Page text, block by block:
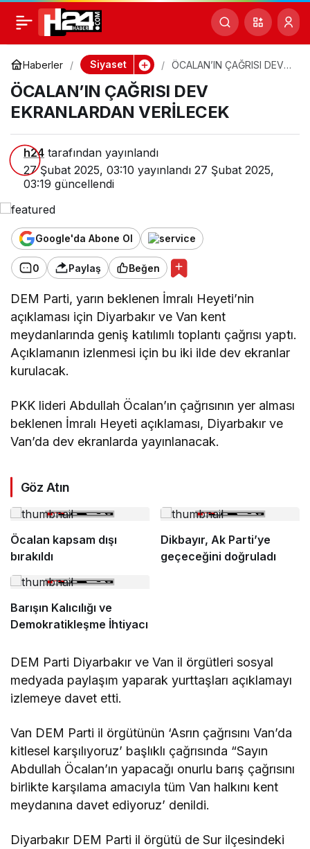
Haberler Siyaset
ÖCALAN’IN ÇAĞRISI DEV
VERİLECEK
ÖCALAN’IN ÇAĞRISI DEV
EKRANLARDAN VERİLECEK
h24 tarafından yayınlandı
27 Şubat 2025, 03:10 yayınlandı 27 Şubat 2025,
03:19 güncellendi
Google'da Abone Ol
0 Paylaş Beğen
DEM Parti, yarın beklenen İmralı Heyeti’nin
açıklaması için Diyarbakır ve Van kent
meydanlarında geniş katılımlı toplantı çağrısı yaptı.
Açıklamanın izlenmesi için bu iki ilde dev ekranlar
kurulacak.
PKK lideri Abdullah Öcalan’ın çağrısının yer alması
beklenen İmralı Heyeti açıklaması, Diyarbakır ve
Van’da dev ekranlarda yayınlanacak.
Göz Atın
Öcalan kapsam dışı
bırakıldı
Dikbayır, Ak Parti’ye
geçeceğini doğruladı
Barışın Kalıcılığı ve
Demokratikleşme İhtiyacı
DEM Parti Diyarbakır ve Van il örgütleri sosyal
medyada paylaşım yaparak yurttaşları açıklamayı
izlemeye davet etti.
Van DEM Parti il örgütünün ‘Asrın çağrısını Van’da
kitlesel karşılıyoruz’ başlıklı çağrısında “Sayın
Abdullah Öcalan’ın yapacağı onurlu barış çağrısını
birlikte karşılama amacıyla tüm Van halkını kent
meydanına davet ediyoruz’ denildi.
Diyarbakır DEM Parti il örgütü de Sur ilçesindeki
ÖCALAN’IN ÇAĞRISI
DEV EKRANLARDAN
VERİLECEK
0